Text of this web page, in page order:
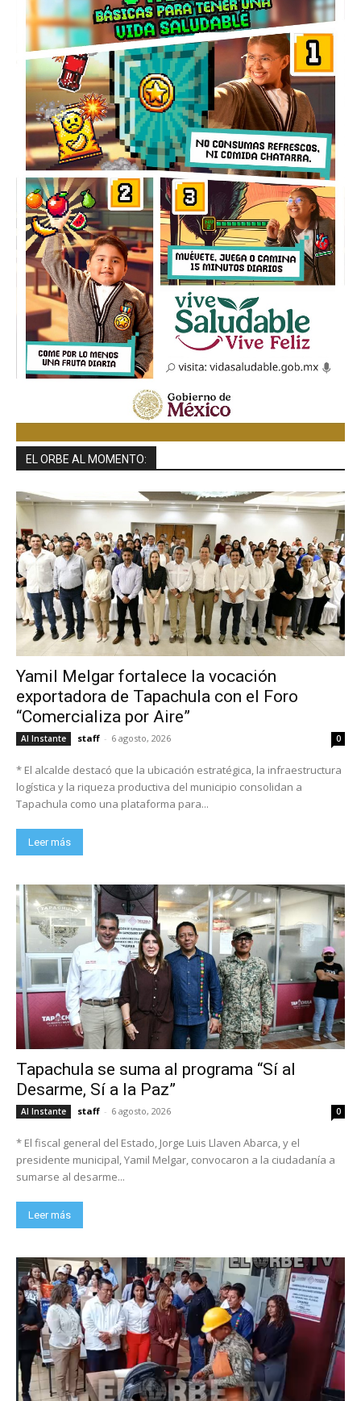
EL ORBE AL MOMENTO:
Yamil Melgar fortalece la vocación
exportadora de Tapachula con el Foro
“Comercializa por Aire”
Al Instante staff - 6 agosto, 2026 0
* El alcalde destacó que la ubicación estratégica, la infraestructura
logística y la riqueza productiva del municipio consolidan a
Tapachula como una plataforma para...
Leer más
Tapachula se suma al programa “Sí al
Desarme, Sí a la Paz”
Al Instante staff - 6 agosto, 2026 0
* El fiscal general del Estado, Jorge Luis Llaven Abarca, y el
presidente municipal, Yamil Melgar, convocaron a la ciudadanía a
sumarse al desarme...
Leer más